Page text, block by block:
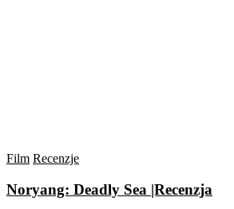
Film Recenzje
Noryang: Deadly Sea |Recenzja